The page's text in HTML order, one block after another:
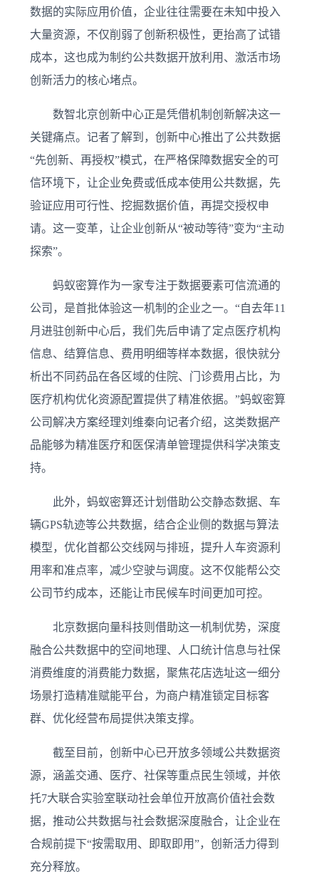
数据的实际应用价值，企业往往需要在未知中投入
大量资源，不仅削弱了创新积极性，更抬高了试错
成本，这也成为制约公共数据开放利用、激活市场
创新活力的核心堵点。
数智北京创新中心正是凭借机制创新解决这一
关键痛点。记者了解到，创新中心推出了公共数据
“先创新、再授权”模式，在严格保障数据安全的可
信环境下，让企业免费或低成本使用公共数据，先
验证应用可行性、挖掘数据价值，再提交授权申
请。这一变革，让企业创新从“被动等待”变为“主动
探索”。
蚂蚁密算作为一家专注于数据要素可信流通的
公司，是首批体验这一机制的企业之一。“自去年11
月进驻创新中心后，我们先后申请了定点医疗机构
信息、结算信息、费用明细等样本数据，很快就分
析出不同药品在各区域的住院、门诊费用占比，为
医疗机构优化资源配置提供了精准依据。”蚂蚁密算
公司解决方案经理刘维秦向记者介绍，这类数据产
品能够为精准医疗和医保清单管理提供科学决策支
持。
此外，蚂蚁密算还计划借助公交静态数据、车
辆GPS轨迹等公共数据，结合企业侧的数据与算法
模型，优化首都公交线网与排班，提升人车资源利
用率和准点率，减少空驶与调度。这不仅能帮公交
公司节约成本，还能让市民候车时间更加可控。
北京数据向量科技则借助这一机制优势，深度
融合公共数据中的空间地理、人口统计信息与社保
消费维度的消费能力数据，聚焦花店选址这一细分
场景打造精准赋能平台，为商户精准锁定目标客
群、优化经营布局提供决策支撑。
截至目前，创新中心已开放多领域公共数据资
源，涵盖交通、医疗、社保等重点民生领域，并依
托7大联合实验室联动社会单位开放高价值社会数
据，推动公共数据与社会数据深度融合，让企业在
合规前提下“按需取用、即取即用”，创新活力得到
充分释放。